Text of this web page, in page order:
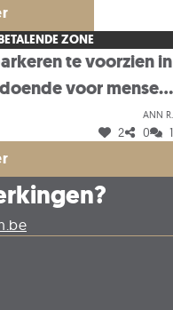
ZONE
te voorzien in
voor mensen
doen of lokale
zorgt deze
parkeren door
Brussel) wordt
te zijn voor
Dit lijkt mij een
zowel de lokale
Ann R.
2 0 1